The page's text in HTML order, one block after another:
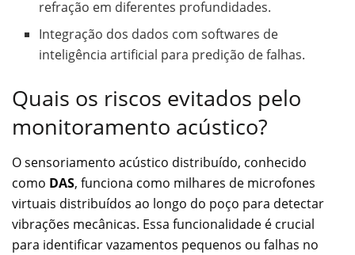
refração em diferentes profundidades.
Integração dos dados com softwares de
inteligência artificial para predição de falhas.
Quais os riscos evitados pelo
monitoramento acústico?
O sensoriamento acústico distribuído, conhecido
como DAS, funciona como milhares de microfones
virtuais distribuídos ao longo do poço para detectar
vibrações mecânicas. Essa funcionalidade é crucial
para identificar vazamentos pequenos ou falhas no